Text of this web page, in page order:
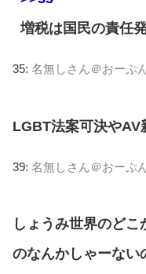
増税は国民の責任
35: 名無しさん＠おーぷ
LGBT法案可決やAV
39: 名無しさん＠おーぷ
しょうみ世界のど
のなんかしゃーない